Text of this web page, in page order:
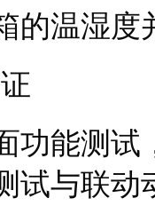
的温湿
功能测
试与联动